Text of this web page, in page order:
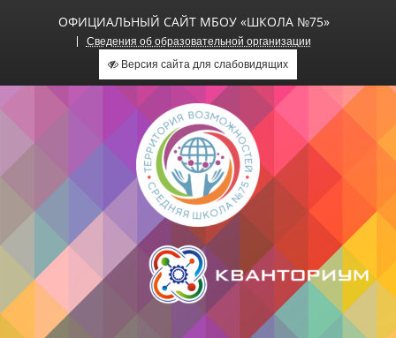
ОФИЦИАЛЬНЫЙ САЙТ МБОУ «ШКОЛА №75»
Сведения об образовательной организации
Версия сайта для слабовидящих
Официальный сайт МБОУ
«Школа №75»